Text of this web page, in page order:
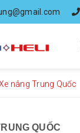
nâng Trung Quốc
QUỐC